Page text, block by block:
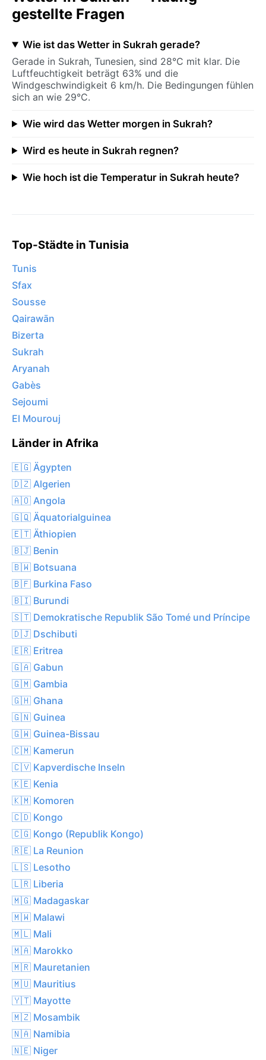
gestellte Fragen
Wie ist das Wetter in Sukrah gerade?
Gerade in Sukrah, Tunesien, sind 28°C mit klar. Die
Luftfeuchtigkeit beträgt 63% und die
Windgeschwindigkeit 6 km/h. Die Bedingungen fühlen
sich an wie 29°C.
Wie wird das Wetter morgen in Sukrah?
Wird es heute in Sukrah regnen?
Wie hoch ist die Temperatur in Sukrah heute?
Top-Städte in Tunisia
Tunis
Sfax
Sousse
Qairawān
Bizerta
Sukrah
Aryanah
Gabès
Sejoumi
El Mourouj
Länder in Afrika
🇪🇬 Ägypten
🇩🇿 Algerien
🇦🇴 Angola
🇬🇶 Äquatorialguinea
🇪🇹 Äthiopien
🇧🇯 Benin
🇧🇼 Botsuana
🇧🇫 Burkina Faso
🇧🇮 Burundi
🇸🇹 Demokratische Republik São Tomé und Príncipe
🇩🇯 Dschibuti
🇪🇷 Eritrea
🇬🇦 Gabun
🇬🇲 Gambia
🇬🇭 Ghana
🇬🇳 Guinea
🇬🇼 Guinea-Bissau
🇨🇲 Kamerun
🇨🇻 Kapverdische Inseln
🇰🇪 Kenia
🇰🇲 Komoren
🇨🇩 Kongo
🇨🇬 Kongo (Republik Kongo)
🇷🇪 La Reunion
🇱🇸 Lesotho
🇱🇷 Liberia
🇲🇬 Madagaskar
🇲🇼 Malawi
🇲🇱 Mali
🇲🇦 Marokko
🇲🇷 Mauretanien
🇲🇺 Mauritius
🇾🇹 Mayotte
🇲🇿 Mosambik
🇳🇦 Namibia
🇳🇪 Niger